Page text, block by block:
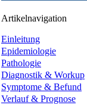
Artikelnavigation
Einleitung
Epidemiologie
Pathologie
Diagnostik & Workup
Symptome & Befund
Verlauf & Prognose